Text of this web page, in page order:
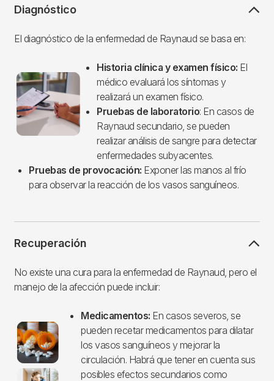
Diagnóstico
El diagnóstico de la enfermedad de Raynaud se basa en:
Imagen
Historia clínica y examen físico: El
médico evaluará los síntomas y
realizará un examen físico.
Pruebas de laboratorio: En casos de
Raynaud secundario, se pueden
realizar análisis de sangre para detectar
enfermedades subyacentes.
Pruebas de provocación: Exponer las manos al frío
para observar la reacción de los vasos sanguíneos.
Recuperación
No existe una cura para la enfermedad de Raynaud, pero el
manejo de la afección puede incluir:
Imagen
Medicamentos: En casos severos, se
pueden recetar medicamentos para dilatar
los vasos sanguíneos y mejorar la
circulación. Habrá que tener en cuenta sus
posibles efectos secundarios como